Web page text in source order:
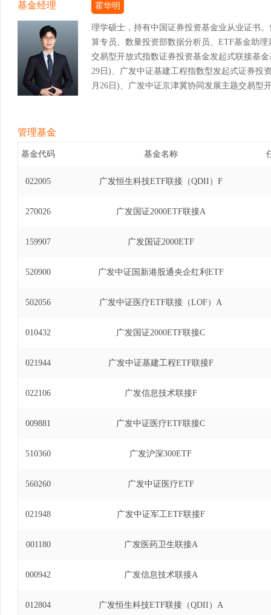
基金经理 霍华明
理学硕士，持有中国证券投资基金业从业证书
算专员、数量投资部数据分析员、ETF基金助
交易型开放式指数证券投资基金发起式联接基
29日)、广发中证基建工程指数型发起式证券投
月26日)、广发中证京津冀协同发展主题交易型
放式指数证券投资基金发起式联接基金基金经
15日)、广发上海金交易型开放式证券投资基金
月24日)、广发中证医疗指数证券投资基金（
2024年3月30日)、广发国证信息技术创新主题
资基金基金经理(自2024年1月22日至2025年4月
管理基金
基金代码 基金名称
022005 广发恒生科技ETF联接（QDII）F
270026 广发国证2000ETF联接A
159907 广发国证2000ETF
520900 广发中证国新港股通央企红利ETF
502056 广发中证医疗ETF联接（LOF）A
010432 广发国证2000ETF联接C
021944 广发中证基建工程ETF联接F
022106 广发信息技术联接F
009881 广发中证医疗ETF联接C
510360 广发沪深300ETF
560260 广发中证医疗ETF
021948 广发中证军工ETF联接F
001180 广发医药卫生联接A
000942 广发信息技术联接A
012804 广发恒生科技ETF联接（QDII）A